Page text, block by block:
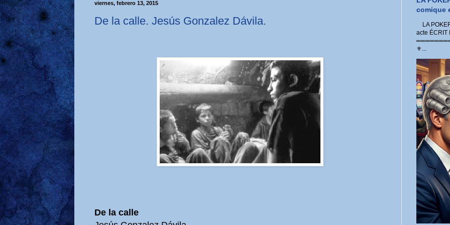
viernes, febrero 13, 2015
De la calle. Jesús Gonzalez Dávila.
De la calle
comique
LA
acte ÉCRIT
⚜...